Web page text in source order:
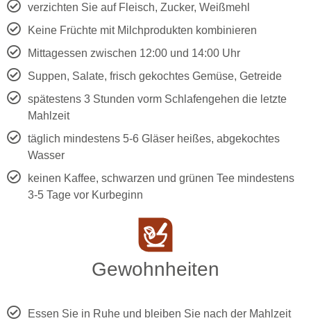
verzichten Sie auf Fleisch, Zucker, Weißmehl
Keine Früchte mit Milchprodukten kombinieren
Mittagessen zwischen 12:00 und 14:00 Uhr
Suppen, Salate, frisch gekochtes Gemüse, Getreide
spätestens 3 Stunden vorm Schlafengehen die letzte
Mahlzeit
täglich mindestens 5-6 Gläser heißes, abgekochtes
Wasser
keinen Kaffee, schwarzen und grünen Tee mindestens
3-5 Tage vor Kurbeginn
Gewohnheiten
Essen Sie in Ruhe und bleiben Sie nach der Mahlzeit